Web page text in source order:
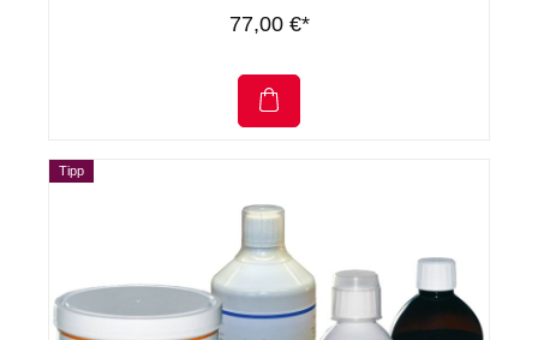
77,00 €*
Tipp